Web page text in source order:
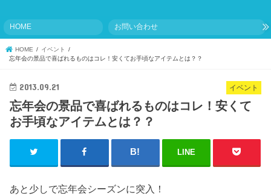
HOME お問い合わせ
HOME
イベント
忘年会の景品で喜ばれるものはコレ！安くてお手頃なアイテムとは？？
イベント
2013.09.21
忘年会の景品で喜ばれるものはコレ！安くて
お手頃なアイテムとは？？
LINE
あと少しで忘年会シーズンに突入！